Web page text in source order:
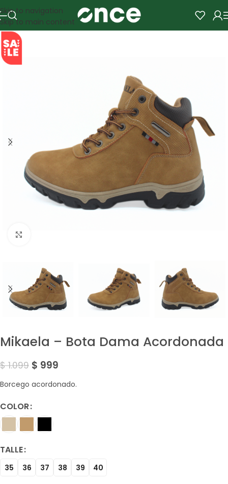
Skip to navigation
Skip to main content
SALE
Mikaela – Bota Dama Acordonada
$1.099 $ 999
Borcego acordonado.
COLOR
TALLE
35 36 37 38 39 40